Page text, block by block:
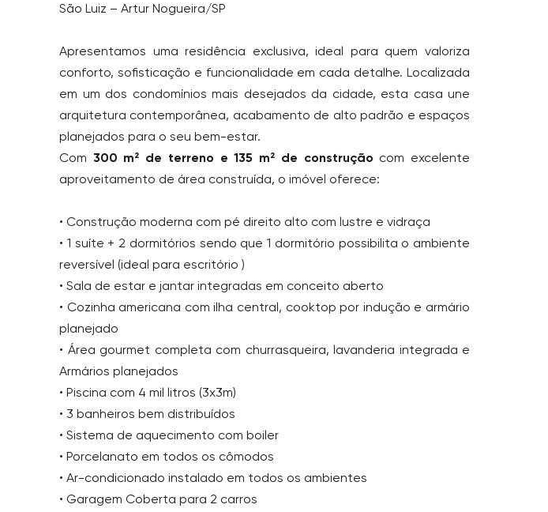
São Luiz – Artur Nogueira/SP
Apresentamos uma residência exclusiva, ideal para quem valoriza
conforto, sofisticação e funcionalidade em cada detalhe. Localizada
em um dos condomínios mais desejados da cidade, esta casa une
arquitetura contemporânea, acabamento de alto padrão e espaços
planejados para o seu bem-estar.
Com 300 m² de terreno e 135 m² de construção com excelente
aproveitamento de área construída, o imóvel oferece:
• Construção moderna com pé direito alto com lustre e vidraça
• 1 suíte + 2 dormitórios sendo que 1 dormitório possibilita o ambiente
reversível (ideal para escritório )
• Sala de estar e jantar integradas em conceito aberto
• Cozinha americana com ilha central, cooktop por indução e armário
planejado
• Área gourmet completa com churrasqueira, lavanderia integrada e
Armários planejados
• Piscina com 4 mil litros (3x3m)
• 3 banheiros bem distribuídos
• Sistema de aquecimento com boiler
• Porcelanato em todos os cômodos
• Ar-condicionado instalado em todos os ambientes
• Garagem Coberta para 2 carros